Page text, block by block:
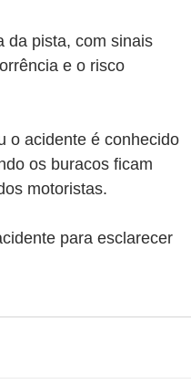
da pista, com sinais
e o risco
o acidente é conhecido
os buracos ficam
motoristas.
para esclarecer